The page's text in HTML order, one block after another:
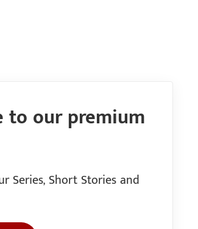
to our premium
Series, Short Stories and